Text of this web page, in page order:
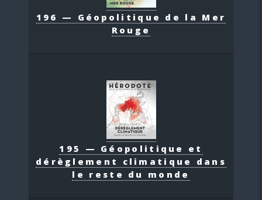
196 — Géopolitique de la Mer
Rouge
195 — Géopolitique et
dérèglement climatique dans
le reste du monde